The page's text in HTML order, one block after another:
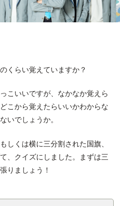
くらい覚えていますか？
こいいですが、なかなか覚えら
こから覚えたらいいかわからな
いでしょうか。
しくは横に三分割された国旗、
、クイズにしました。まずは三
りましょう！